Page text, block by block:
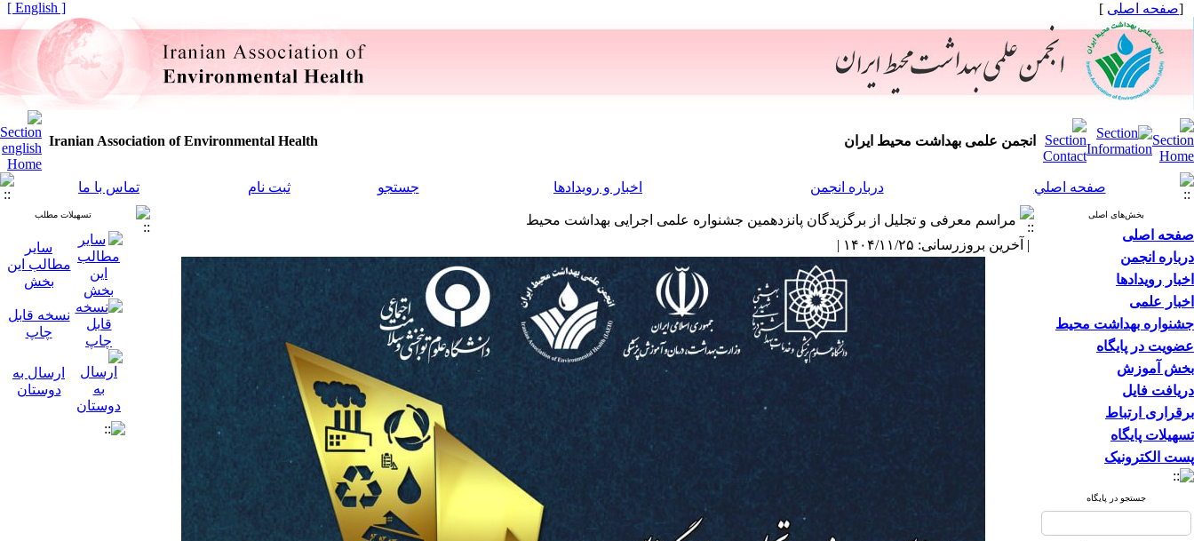
[صفحه اصلی ]
[ English ]
انجمن علمی بهداشت محیط ایران Iranian Association of Environmental Health
صفحه اصلي درباره انجمن اخبار و رویدادها جستجو ثبت نام تماس با ما
بخش‌های اصلی
صفحه اصلی
درباره انجمن
اخبار رویدادها
اخبار علمی
جشنواره بهداشت محیط
عضویت در پایگاه
بخش آموزش
دریافت فایل
برقراری ارتباط
تسهیلات پایگاه
پست الکترونیک
جستجو در پایگاه
مراسم معرفی و تجلیل از برگزیدگان پانزدهمین جشنواره علمی اجرایی بهداشت محیط
| آخرین بروزرسانی: ۱۴۰۴/۱۱/۲۵ |
تسهیلات مطلب
سایر
مطالب این
بخش
نسخه قابل
چاپ
ارسال به
دوستان